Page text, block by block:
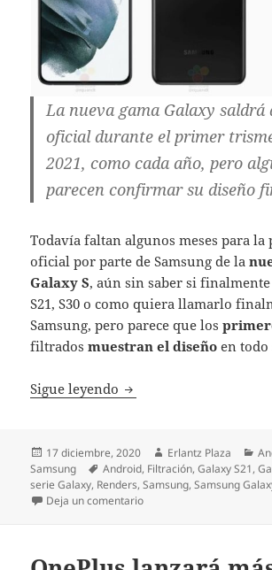
La nueva gama Galaxy saldrá
oficial durante el primer
2021, como cada año, pero
parecen confirmar su diseño
Todavía faltan algunos meses para la
oficial por parte de Samsung de la
Galaxy S, aún sin saber si
S21, S30 o como quiera llamarlo
Samsung, pero parece que los
filtradosmuestran el diseño en todo
Sigue leyendo Los nuevos Galaxy se
Publicado
el
17 diciembre, 2020 Autor
Erlantz Plaza
Samsung
Etiquetas
Android, Filtración,Galaxy S21,
serie Galaxy, Renders,Samsung,Samsung
Deja un comentarioen Los nuevos Galaxy se